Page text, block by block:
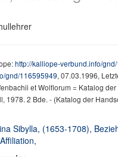
http://kalliope-verbund.info/
gnd/116595949, 07.03.1996,
et Wolfiorum = Katalog
1978. 2 Bde. - (Katalog der
Sibylla, (1653-1708),